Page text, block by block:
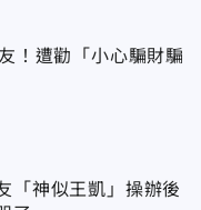
！遭勸「小心騙財騙
「神似王凱」操辦後